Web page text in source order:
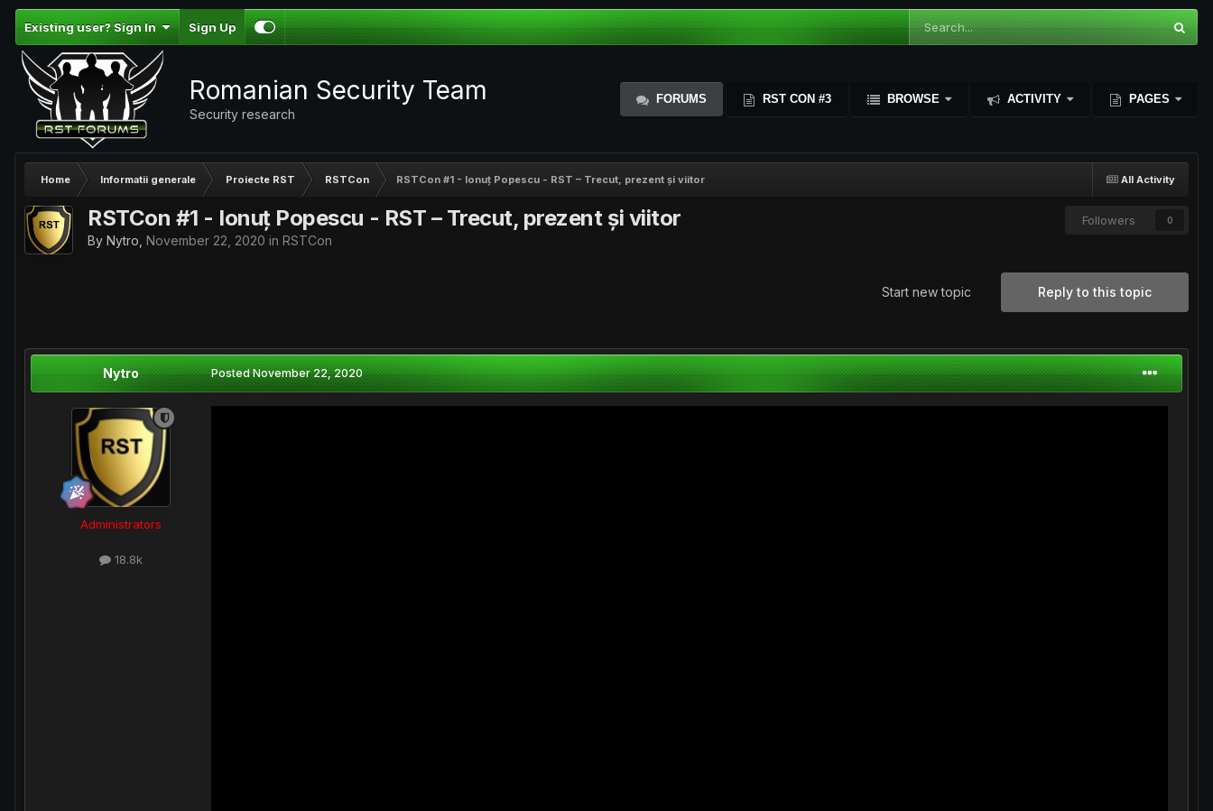
Existing user? Sign In Sign Up
Romanian Security Team
Security research
FORUMS RST CON #3 BROWSE ACTIVITY PAGES
All Activity
Home Informatii generale Proiecte RST RSTCon RSTCon #1 - Ionuț Popescu - RST – Trecut, prezent și viitor
Followers 0
RSTCon #1 - Ionuț Popescu - RST – Trecut, prezent și viitor
By Nytro November 22, 2020 in RSTCon
Reply to this topic
Start new topic
Nytro
Administrators
18.8k
PostedNovember 22, 2020